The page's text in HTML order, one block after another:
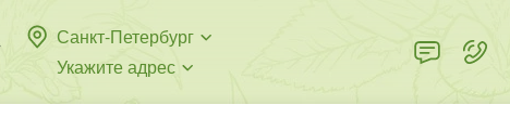
Санкт-Петербург
Укажите адрес